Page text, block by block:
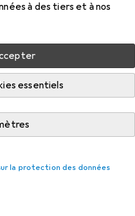
à des tiers et à nos
essentiels
la protection des données
A)